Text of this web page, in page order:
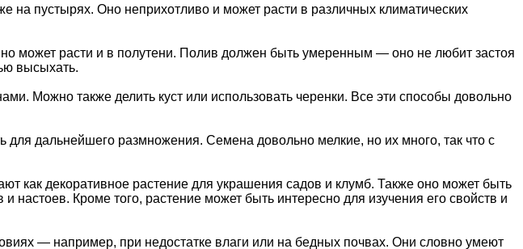
на пустырях. Оно неприхотливо и может расти в различных климатических
может расти и в полутени. Полив должен быть умеренным — оно не любит застоя
высыхать.
Можно также делить куст или использовать черенки. Все эти способы довольно
дальнейшего размножения. Семена довольно мелкие, но их много, так что с
как декоративное растение для украшения садов и клумб. Также оно может быть
Кроме того, растение может быть интересно для изучения его свойств и
— например, при недостатке влаги или на бедных почвах. Они словно умеют